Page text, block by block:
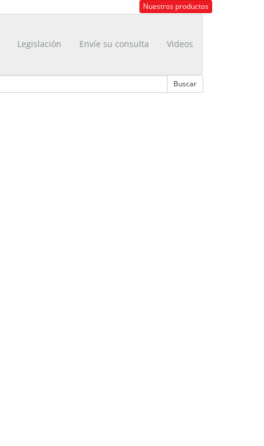
Nuestros productos
Legislación Envíe su consulta Videos